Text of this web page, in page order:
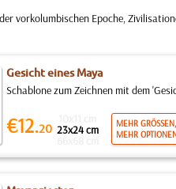
vorkolumbischen Epoche,
Gesicht eines Maya
Schablone zum Zeichnen mit dem
€12.20 23x24 cm
MEHR GRÖSSEN,
MEHR